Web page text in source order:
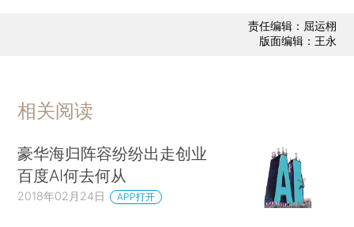
责任编辑：屈运栩
版面编辑：王永
相关阅读
豪华海归阵容纷纷出走创业
百度AI何去何从
2018年02月24日 APP打开